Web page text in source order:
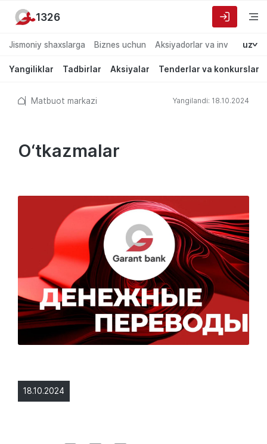
Jismoniy shaxslarga Biznes uchun Aksiyadorlar va investorlarga
uz
Yangiliklar Tadbirlar Aksiyalar Tenderlar va konkurslar
1326
Matbuot markazi Yangilandi: 18.10.2024
O‘tkazmalar
18.10.2024